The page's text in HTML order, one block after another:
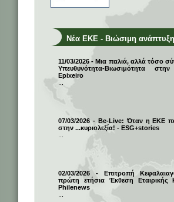
Νέα ΕΚΕ - Βιώσιμη ανάπτυξη
11/03/2026 - Μια παλιά, αλλά τόσο
Υπευθυνότητα-Βιωσιμότητα
Epixeiro
07/03/2026 - Be-Live: Όταν η ΕΚΕ
στην ...κυριολεξία! - ESG+stories
02/03/2026 - Επιτροπή
πρώτη ετήσια Έκθεση Εταιρικής
Philenews